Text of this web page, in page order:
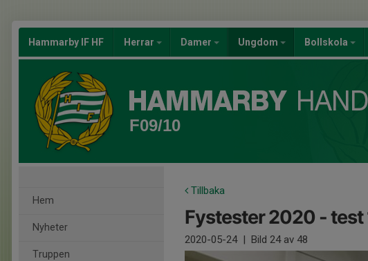
Hammarby IF HF Herrar Damer Ungdom Bollskola
F09/10
Hem
Nyheter
Truppen
Tillbaka
Fystester 2020 - test
2020-05-24 | Bild 24av 48